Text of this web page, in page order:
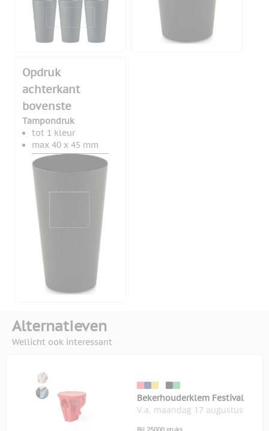
Opdruk
achterkant
bovenste
Tampondruk
tot 1 kleur
max 40 x 45 mm
Alternatieven
Wellicht ook interessant
Bekerhouderklem Festival
V.a. maandag 17 augustus